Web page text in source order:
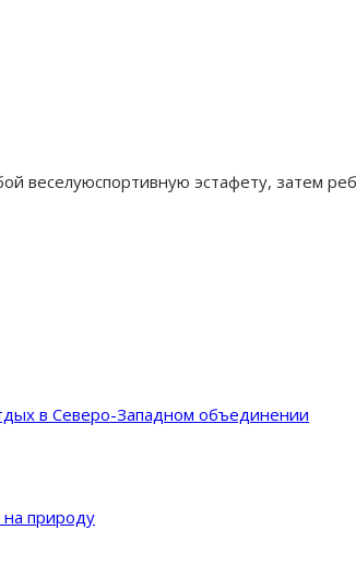
веселуюспортивную эстафету, затем
в Северо-Западном объединении
природу